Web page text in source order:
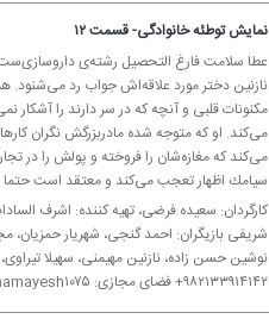
نمایش توطئه خانوادگی- قسمت ۱۲
عطا سلامت فارغ التحصیل رشته‌ی
نازنین دختر مورد علاقه‌اش جواب رد
مكنونات قلبی و آنچه كه در سر دارند را
می‌كند. او كه متوجه شده مادربزرگش نگران
می‌كند كه مغازه‌شان را فروخته و پولش را
سیامك اظهار تعجب می‌كند و معتقد است حتما
كارگردان: سعیده فرضی، تهیه كننده: اشرف
شریفی بازیگران: احمد گنجی، شهریار
۹۸۲۱۳۳۹۱۴۱۴۲+ فضای مجازی: radionamayesh۱۰۷۵@، سایت: www.radionamayesh.ir